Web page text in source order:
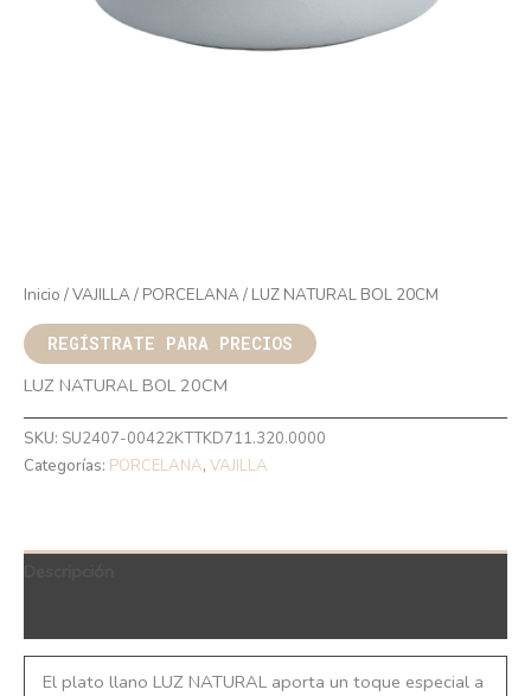
Inicio /VAJILLA/ PORCELANA/ LUZ NATURAL BOL 20CM
REGÍSTRATE PARA PRECIOS
LUZ NATURAL BOL 20CM
SKU: SU2407-00422KTTKD711.320.0000
Categorías: PORCELANA, VAJILLA
El plato llano LUZ NATURAL aporta un toque especial a